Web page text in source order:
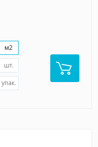
м2
шт.
упак.